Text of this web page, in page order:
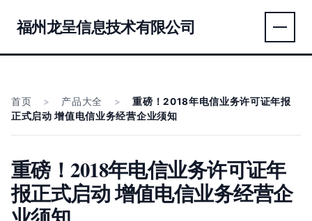
福州龙呈信息技术有限公司
首页 > 产品大全 >
重磅！2018年电信业务许可证年报
正式启动 增值电信业务经营企业须知
重磅！2018年电信业务许可证年
报正式启动 增值电信业务经营企